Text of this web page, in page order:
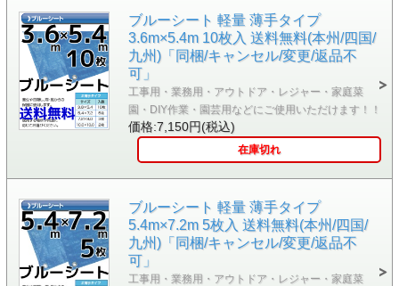
ブルーシート 軽量 薄手タイプ
3.6m×5.4m 10枚入 送料無料(本州/四国/
九州)「同梱/キャンセル/変更/返品不
可」
工事用・業務用・アウトドア・レジャー・家庭菜
園・DIY作業・園芸用などにご使用いただけます！！
価格:7,150円(税込)
在庫切れ
ブルーシート 軽量 薄手タイプ
5.4m×7.2m 5枚入 送料無料(本州/四国/
九州)「同梱/キャンセル/変更/返品不
可」
工事用・業務用・アウトドア・レジャー・家庭菜